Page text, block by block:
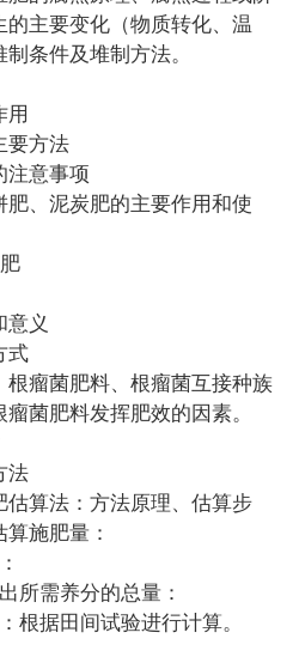
主要变化（物质转化、温
条件及堆制方法。
方法
意事项
、泥炭肥的主要作用和使
义
式
菌肥料、根瘤菌互接种族
菌肥料发挥肥效的因素。
法
算法：方法原理、估算步
施肥量：
需养分的总量：
据田间试验进行计算。